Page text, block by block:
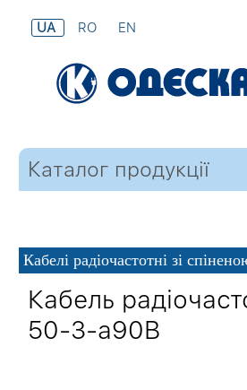
UA RO EN
Каталог продукції
Кабелі радіочастотні зі
Кабель
50-3-а90В